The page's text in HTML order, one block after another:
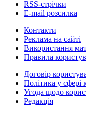
RSS-стрічки
E-mail розсилка
Контакти
Реклама на сайті
Використання
Правила
Договір
Політика у сфері
Угода щодо
Редакція